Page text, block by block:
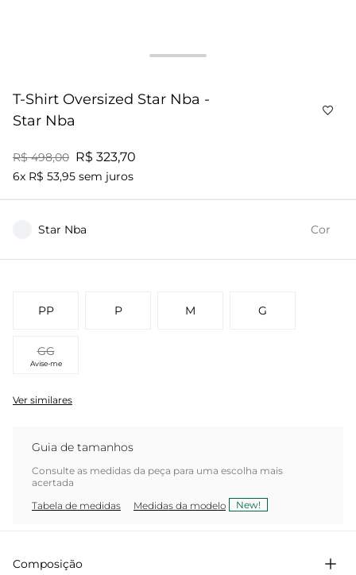
T-Shirt Oversized Star Nba -
Star Nba
R$ 498,00 R$ 323,70
6x R$ 53,95 sem juros
Star Nba Cor
PP P M G
GG
Avise-me
Ver similares
Guia de tamanhos
Consulte as medidas da peça para uma escolha mais
acertada
Tabela de medidas
Medidas da modelo New!
Composição